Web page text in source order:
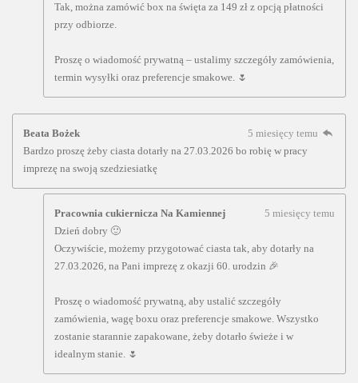
Tak, można zamówić box na święta za 149 zł z opcją płatności
przy odbiorze.
Proszę o wiadomość prywatną – ustalimy szczegóły zamówienia,
termin wysyłki oraz preferencje smakowe. 🌷
Beata Bożek
5 miesięcy temu
Bardzo proszę żeby ciasta dotarły na 27.03.2026 bo robię w pracy
imprezę na swoją szedziesiatkę
Pracownia cukiernicza Na Kamiennej
5 miesięcy temu
Dzień dobry 🙂
Oczywiście, możemy przygotować ciasta tak, aby dotarły na
27.03.2026, na Pani imprezę z okazji 60. urodzin 🎉
Proszę o wiadomość prywatną, aby ustalić szczegóły
zamówienia, wagę boxu oraz preferencje smakowe. Wszystko
zostanie starannie zapakowane, żeby dotarło świeże i w
idealnym stanie. 🌷